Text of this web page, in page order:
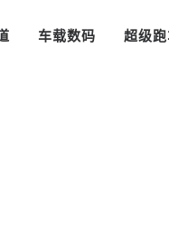
车载数码 超级